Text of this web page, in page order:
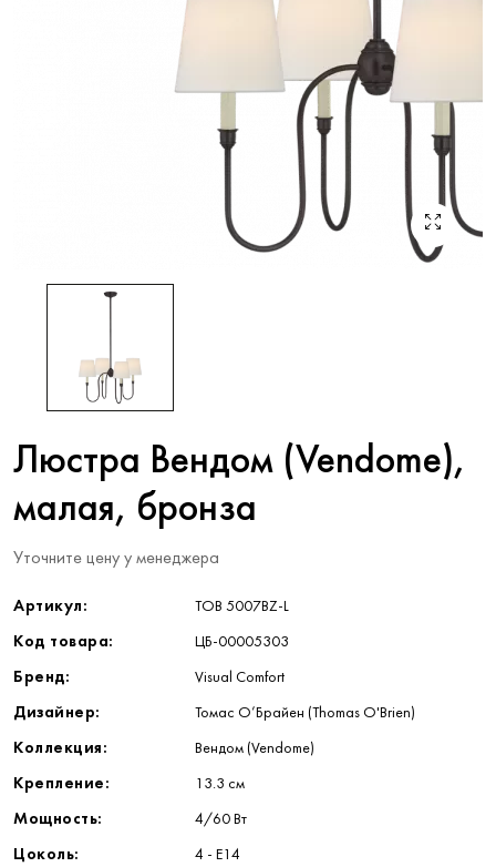
Люстра Вендом (Vendome),
малая, бронза
Уточните цену у менеджера
Артикул: TOB 5007BZ-L
Код товара: ЦБ-00005303
Бренд: Visual Comfort
Дизайнер: Томас О’Брайен (Thomas O'Brien)
Коллекция: Вендом (Vendome)
Крепление: 13.3 см
Мощность: 4/60 Вт
Цоколь: 4 - E14